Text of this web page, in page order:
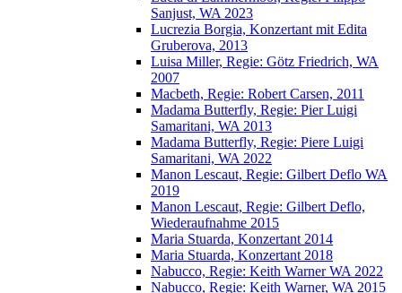
Sanjust, WA 2023
Lucrezia Borgia, Konzertant mit Edita
Gruberova, 2013
Luisa Miller, Regie: Götz Friedrich, WA
2007
Macbeth, Regie: Robert Carsen, 2011
Madama Butterfly, Regie: Pier Luigi
Samaritani, WA 2013
Madama Butterfly, Regie: Piere Luigi
Samaritani, WA 2022
Manon Lescaut, Regie: Gilbert Deflo WA
2019
Manon Lescaut, Regie: Gilbert Deflo,
Wiederaufnahme 2015
Maria Stuarda, Konzertant 2014
Maria Stuarda, Konzertant 2018
Nabucco, Regie: Keith Warner WA 2022
Nabucco, Regie: Keith Warner, WA 2015